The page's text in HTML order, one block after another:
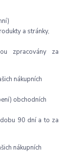
a stránky,
zpracovány za
nákupních
obchodních
90 dní a to za
nákupních